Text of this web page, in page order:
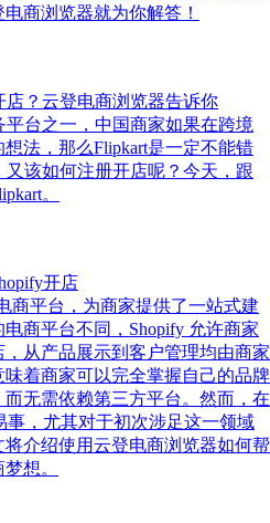
商浏览器就为你解答！
店？云登电商浏览器告诉你
台之一，中国商家如果在跨境
法，那么Flipkart是一定不能错
该如何注册开店呢？今天，跟
。
开店
商平台，为商家提供了一站式建
商平台不同，Shopify 允许商家
从产品展示到客户管理均由商家
着商家可以完全掌握自己的品牌
无需依赖第三方平台。然而，在
事，尤其对于初次涉足这一领域
介绍使用云登电商浏览器如何帮
想。